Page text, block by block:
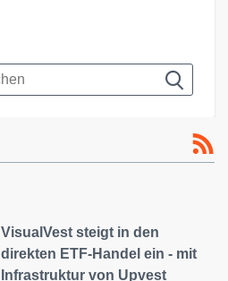
VisualVest steigt in den
direkten ETF-Handel ein - mit
Infrastruktur von Upvest